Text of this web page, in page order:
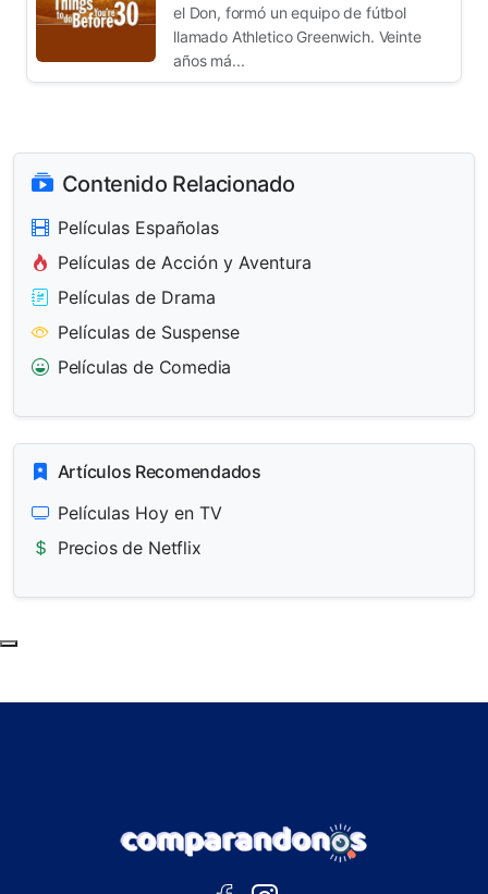
el Don, formó un equipo de fútbol
llamado Athletico Greenwich. Veinte
años má...
Contenido Relacionado
Películas Españolas
Películas de Acción y Aventura
Películas de Drama
Películas de Suspense
Películas de Comedia
Artículos Recomendados
Películas Hoy en TV
Precios de Netflix